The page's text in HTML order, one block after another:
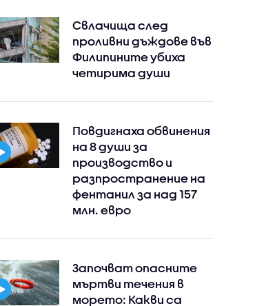
Свлачища след
проливни дъждове във
Филипините убиха
четирима души
Повдигнаха обвинения
на 8 души за
производство и
разпространение на
фентанил за над 157
млн. евро
Започват опасните
мъртви течения в
морето: Какви са